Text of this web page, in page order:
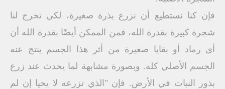
فإن كنا نستطيع أن نزرع بذرة صغيرة، لكي تخرج لنا
شجرة كبيرة بقدرة الله، فمن الممكن أيضًا بقدرة الله أن
أي رماد أو بقايا صغيرة من أثر هذا الجسم ينتج عنه
الجسم الأصلي كله. وبصورة مشابهة لما يحدث عند زرع
بذور النبات في الأرض. فإن "الذي تزرعه لا يحيا إن لم